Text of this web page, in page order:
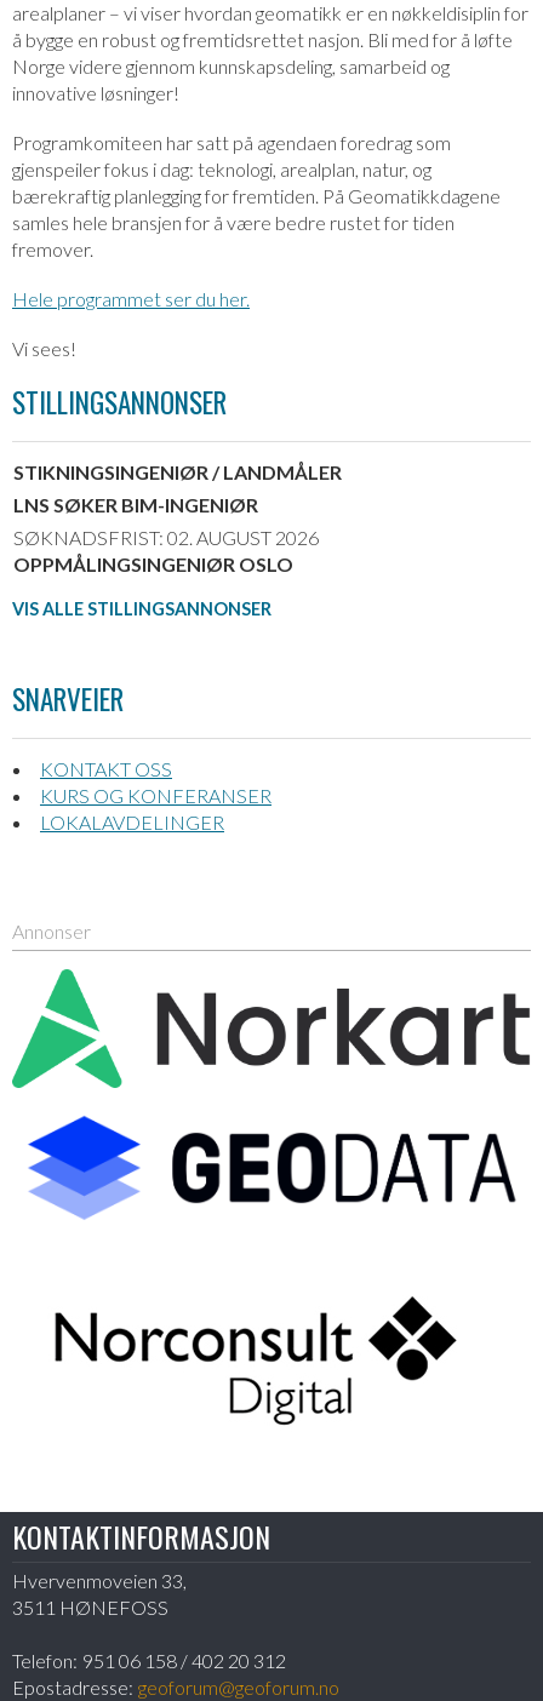
arealplaner – vi viser hvordan geomatikk er en nøkkeldisiplin for
å bygge en robust og fremtidsrettet nasjon. Bli med for å løfte
Norge videre gjennom kunnskapsdeling, samarbeid og
innovative løsninger!
Programkomiteen har satt på agendaen foredrag som
gjenspeiler fokus i dag: teknologi, arealplan, natur, og
bærekraftig planlegging for fremtiden. På Geomatikkdagene
samles hele bransjen for å være bedre rustet for tiden
fremover.
Hele programmet ser du her.
Vi sees!
STILLINGSANNONSER
STIKNINGSINGENIØR / LANDMÅLER
LNS SØKER BIM-INGENIØR
SØKNADSFRIST: 02. AUGUST 2026
OPPMÅLINGSINGENIØR OSLO
VIS ALLE STILLINGSANNONSER
SNARVEIER
KONTAKT OSS
KURS OG KONFERANSER
LOKALAVDELINGER
Annonser
KONTAKTINFORMASJON
Hvervenmoveien 33,
3511 HØNEFOSS
Telefon: 951 06 158 / 402 20 312
Epostadresse: geoforum@geoforum.no